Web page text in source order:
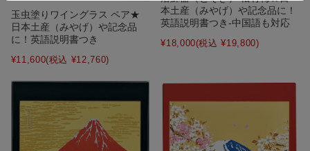
玉虫塗りワイングラス ペア★
日本土産（みやげ）や記念品
に！英語説明書つき
¥11,600(税込 ¥12,760)
本土産（みやげ）や記念品に！
英語説明書つき-中国語も対応
¥18,000(税込 ¥19,800)